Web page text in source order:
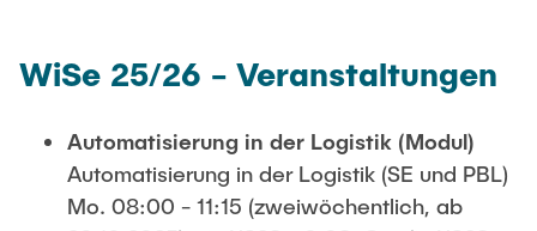
WiSe 25/26 - Veranstaltungen
Automatisierung in der Logistik (Modul)
Automatisierung in der Logistik (SE und PBL)
Mo. 08:00 - 11:15 (zweiwöchentlich, ab